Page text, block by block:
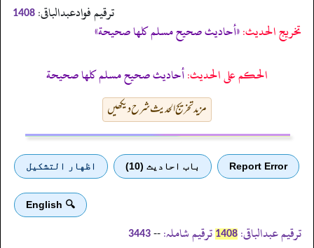
ترقیم فوادعبدالباقی: 1408
تخریج الحدیث:«أحاديث صحيح مسلم كلها صحيحة»
الحكم على الحديث:أحاديث صحيح مسلم كلها صحيحة
مزید تخریج الحدیث شرح دیکھیں
Report Error باب احادیث (10) اظهار التشكيل
🔍 English
ترقیم عبدالباقی: 1408 ترقیم شاملہ: --
3443